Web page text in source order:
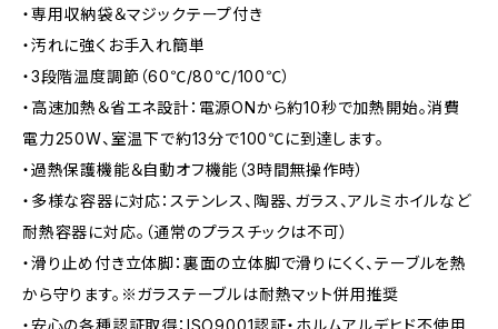
・専用収納袋＆マジックテープ付き
・汚れに強くお手入れ簡単
・3段階温度調節（60℃/80℃/100℃）
・高速加熱＆省エネ設計：電源ONから約10秒で加熱開始。消費
電力250W、室温下で約13分で100℃に到達します。
・過熱保護機能＆自動オフ機能（3時間無操作時）
・多様な容器に対応：ステンレス、陶器、ガラス、アルミホイルなど
耐熱容器に対応。（通常のプラスチックは不可）
・滑り止め付き立体脚：裏面の立体脚で滑りにくく、テーブルを熱
から守ります。※ガラステーブルは耐熱マット併用推奨
・安心の各種認証取得：ISO9001認証・ホルムアルデヒド不使用